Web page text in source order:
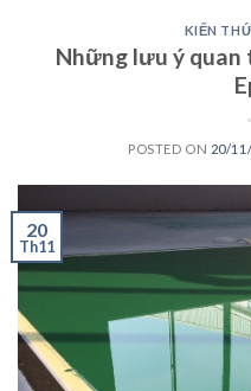
KIẾN
Những lưu ý
POSTED ON 20/
20
Th11